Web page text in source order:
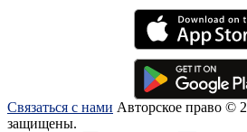
Связаться с нами Авторское право ©
защищены.